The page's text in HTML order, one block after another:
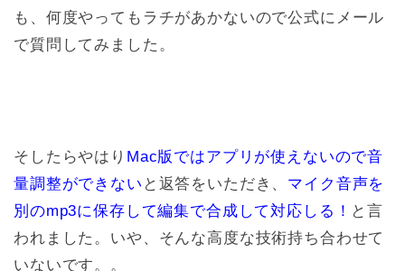
も、何度やってもラチがあかないので公式にメール
で質問してみました。
そしたらやはり Mac版ではアプリが使えないので音
量調整ができない と返答をいただき、 マイク音声を
別のmp3に保存して編集で合成して対応しる！ と言
われました。いや、そんな高度な技術持ち合わせて
いないです。。